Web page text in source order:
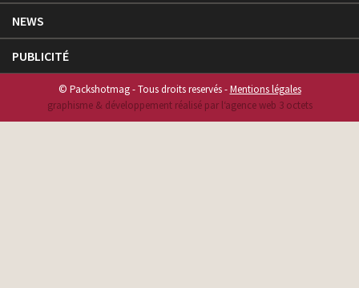
NEWS
PUBLICITÉ
© Packshotmag - Tous droits reservés -Mentions légales
graphisme & développement réalisé par l‘agence web 3 octets